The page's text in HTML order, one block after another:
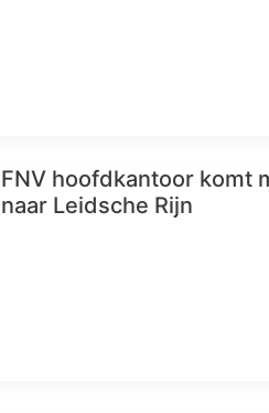
FNV hoofdkantoor komt
naar Leidsche Rijn